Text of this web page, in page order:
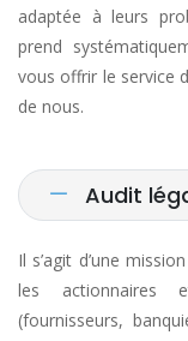
adaptée à leurs
prend
vous offrir le service
de nous.
Audit
Il s’agit d’une
les actionnaires
(fournisseurs,